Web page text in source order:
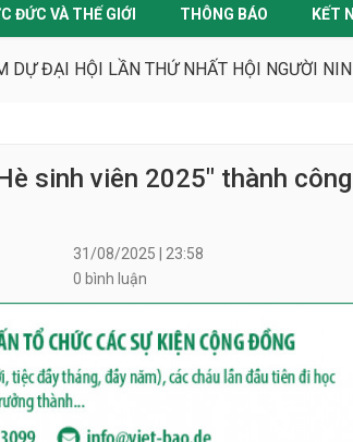
ĐỨC VÀ THẾ GIỚI THÔNG BÁO KẾT
DỰ ĐẠI HỘI LẦN THỨ NHẤT HỘI NGƯỜI
sinh viên 2025" thành công
31/08/2025 | 23:58
0 bình luận
tất
cả